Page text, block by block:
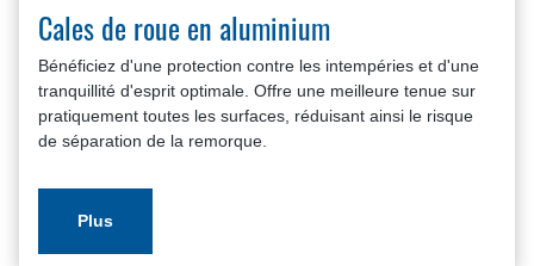
Cales de roue en aluminium
Bénéficiez d'une protection contre les intempéries et d'une
tranquillité d'esprit optimale. Offre une meilleure tenue sur
pratiquement toutes les surfaces, réduisant ainsi le risque
de séparation de la remorque.
Plus